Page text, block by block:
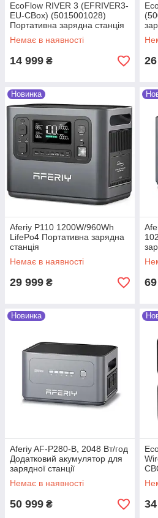
Після обробки
деталей.
Оплата
Способи оплати
оплата,
розрахунок за
або на карту,
Доставка
здійснюється
по всій
Подробиці
EcoFlow RIVER 3 (EFRIVER3-
EU-CBox) (5015001028)
Портативна зарядна станція
Немає в наявності
14 999 ₴
Новинка
Aferiy P110 1200W/960Wh
LifePo4 Портативна зарядна
станція
Немає в наявності
29 999 ₴
Новинка
Aferiy AF-P280-B, 2048 Вт/год
Додатковий акумулятор для
зарядної станції
Немає в наявності
50 999 ₴